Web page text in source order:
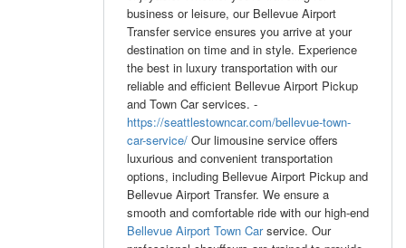
business or leisure, our Bellevue Airport
Transfer service ensures you arrive at your
destination on time and in style. Experience
the best in luxury transportation with our
reliable and efficient Bellevue Airport Pickup
and Town Car services. -
https://seattlestowncar.com/bellevue-town-
car-service/ Our limousine service offers
luxurious and convenient transportation
options, including Bellevue Airport Pickup and
Bellevue Airport Transfer. We ensure a
smooth and comfortable ride with our high-end
Bellevue Airport Town Carservice. Our